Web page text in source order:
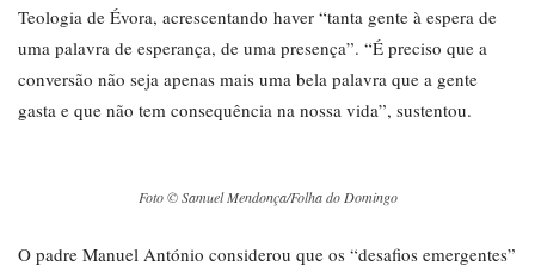
Teologia de Évora, acrescentando haver “tanta gente à espera de
uma palavra de esperança, de uma presença”. “É preciso que a
conversão não seja apenas mais uma bela palavra que a gente
gasta e que não tem consequência na nossa vida”, sustentou.
Foto © Samuel Mendonça/Folha do Domingo
O padre Manuel António considerou que os “desafios emergentes”